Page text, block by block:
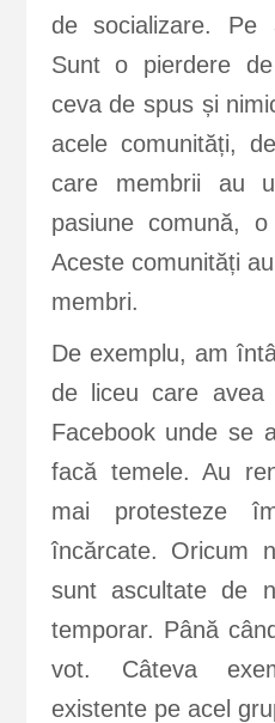
de socializare. Pe
Sunt o pierdere
ceva de spus și
acele comunități,
care membrii au
pasiune comună,
Aceste comunități
membri.
De exemplu, am
de liceu care
Facebook unde se
facă temele. Au
mai protesteze
încărcate. Oricum
sunt ascultate de
temporar. Până
vot. Câteva
existente pe acel